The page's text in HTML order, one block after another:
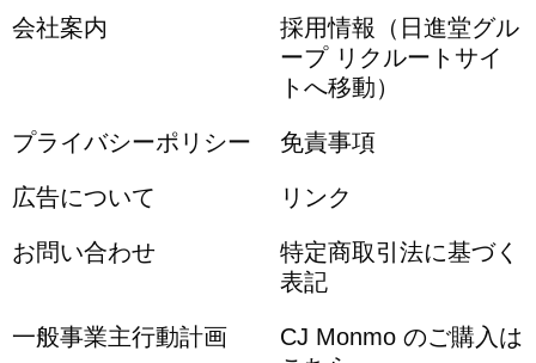
会社案内
採用情報（日進堂グル
ープ リクルートサイ
トへ移動）
プライバシーポリシー 免責事項
広告について リンク
お問い合わせ
特定商取引法に基づく
表記
一般事業主行動計画
CJ Monmo のご購入は